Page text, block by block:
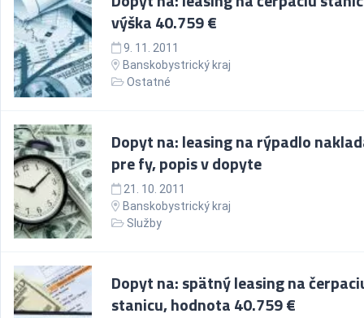
výška 40.759 €
9. 11. 2011
Banskobystrický kraj
Ostatné
Dopyt na: leasing na rýpadlo
pre fy, popis v dopyte
21. 10. 2011
Banskobystrický kraj
Služby
Dopyt na: spätný leasing na
stanicu, hodnota 40.759 €